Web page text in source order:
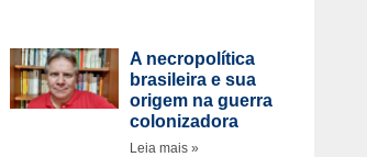
A necropolítica
brasileira e sua
origem na guerra
colonizadora
Leia mais »